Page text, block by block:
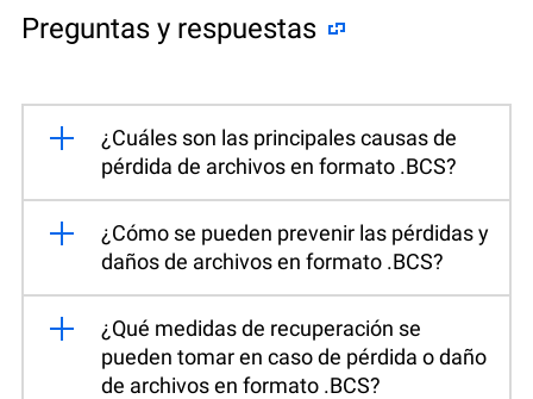
Preguntas y respuestas
¿Cuáles son las principales causas de
pérdida de archivos en formato .BCS?
¿Cómo se pueden prevenir las pérdidas y
daños de archivos en formato .BCS?
¿Qué medidas de recuperación se
pueden tomar en caso de pérdida o daño
de archivos en formato .BCS?